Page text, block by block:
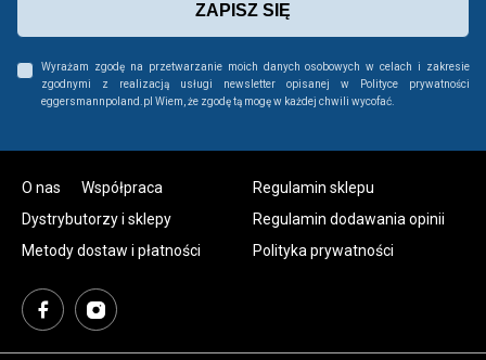
ZAPISZ SIĘ
Wyrażam zgodę na przetwarzanie moich danych osobowych w celach i zakresie
zgodnymi z realizacją usługi newsletter opisanej w Polityce prywatności
eggersmannpoland.pl Wiem, że zgodę tą mogę w każdej chwili wycofać.
O nas
Współpraca
Dystrybutorzy i sklepy
Metody dostaw i płatności
Regulamin sklepu
Regulamin dodawania opinii
Polityka prywatności